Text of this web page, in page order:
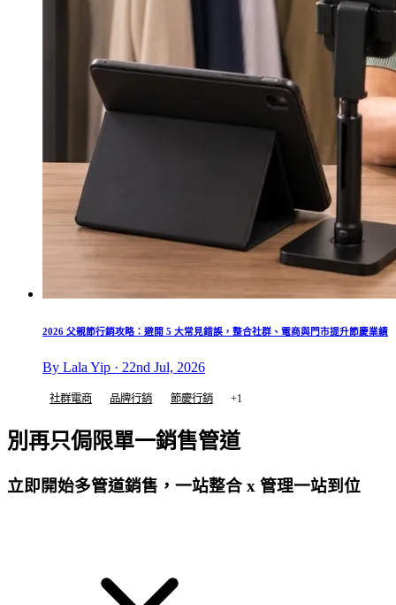
2026 父親節行銷攻略：避開 5 大常見錯誤，整合社群、電商與門市提升節慶業績
By Lala Yip · 22nd Jul, 2026
社群電商 品牌行銷 節慶行銷 +1
別再只侷限單一銷售管道
立即開始多管道銷售，一站整合 x 管理一站到位